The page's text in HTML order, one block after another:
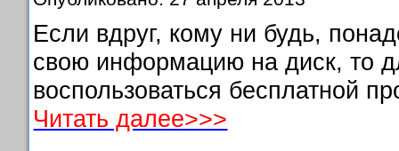
Если вдруг, кому ни будь,
свою информацию на диск, то
воспользоваться бесплатной
Читать далее>>>